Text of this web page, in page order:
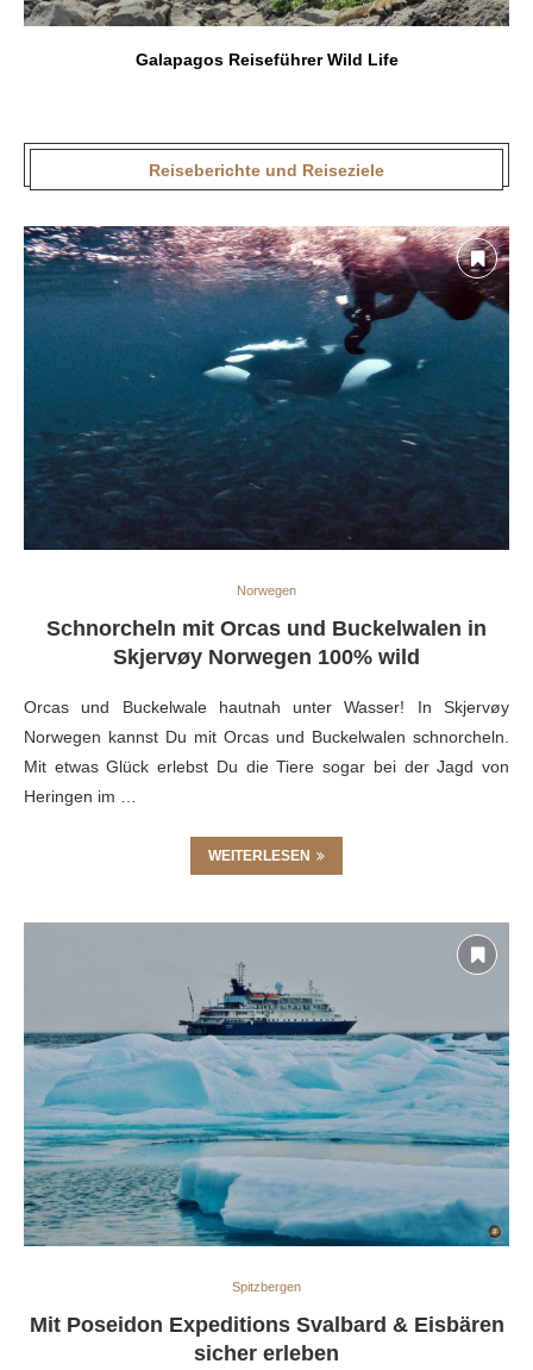
Galapagos Reiseführer Wild Life
Reiseberichte und Reiseziele
Norwegen
Schnorcheln mit Orcas und Buckelwalen in
Skjervøy Norwegen 100% wild
Orcas und Buckelwale hautnah unter Wasser! In Skjervøy
Norwegen kannst Du mit Orcas und Buckelwalen schnorcheln.
Mit etwas Glück erlebst Du die Tiere sogar bei der Jagd von
Heringen im …
WEITERLESEN
Spitzbergen
Mit Poseidon Expeditions Svalbard & Eisbären
sicher erleben